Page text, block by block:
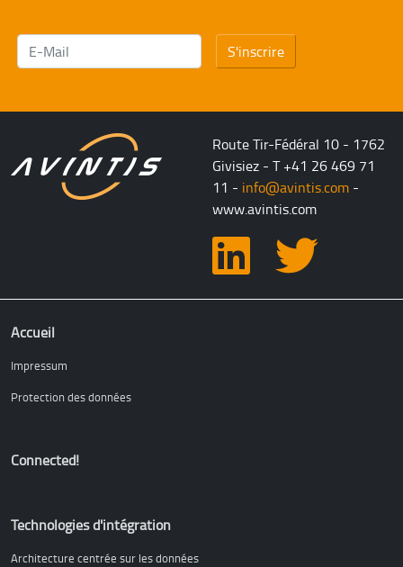
S'inscrire
Route Tir-Fédéral 10 - 1762
Givisiez - T +41 26 469 71
11 - info@avintis.com -
www.avintis.com
Accueil
Impressum
Protection des données
Connected!
Technologies d'intégration
Architecture centrée sur les données